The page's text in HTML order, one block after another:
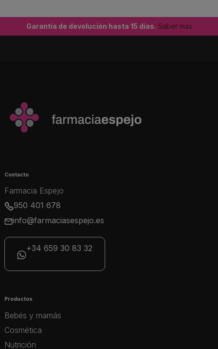
Garantía de devolución hasta 15 días. Saber más
Contacto
Farmacia Espejo
950 401 678
info@farmaciasespejo.es
+34 659 30 83 32
Productos
Bebés y mamás
Cosmética
Nutrición